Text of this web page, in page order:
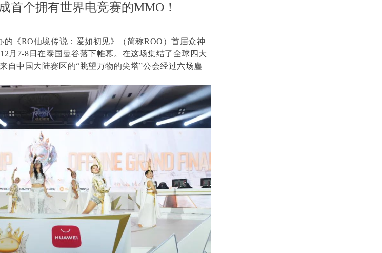
首个拥有世界电竞赛的MMO！
《RO仙境传说：爱如初见》（简称ROO）首届众神
月7-8日在泰国曼谷落下帷幕。在这场集结了全球四大
自中国大陆赛区的“眺望万物的尖塔”公会经过六场鏖